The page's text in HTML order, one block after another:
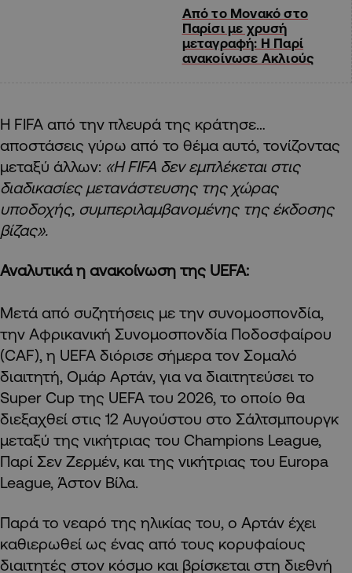
Από το Μονακό στο
Παρίσι με χρυσή
μεταγραφή: Η Παρί
ανακοίνωσε Ακλιούς
Η FIFA από την πλευρά της κράτησε…
αποστάσεις γύρω από το θέμα αυτό, τονίζοντας
μεταξύ άλλων: «Η FIFA δεν εμπλέκεται στις
διαδικασίες μετανάστευσης της χώρας
υποδοχής, συμπεριλαμβανομένης της έκδοσης
βίζας».
Αναλυτικά η ανακοίνωση της UEFA:
Μετά από συζητήσεις με την συνομοσπονδία,
την Αφρικανική Συνομοσπονδία Ποδοσφαίρου
(CAF), η UEFA διόρισε σήμερα τον Σομαλό
διαιτητή, Ομάρ Αρτάν, για να διαιτητεύσει το
Super Cup της UEFA του 2026, το οποίο θα
διεξαχθεί στις 12 Αυγούστου στο Σάλτσμπουργκ
μεταξύ της νικήτριας του Champions League,
Παρί Σεν Ζερμέν, και της νικήτριας του Europa
League, Άστον Βίλα.
Παρά το νεαρό της ηλικίας του, ο Αρτάν έχει
καθιερωθεί ως ένας από τους κορυφαίους
διαιτητές στον κόσμο και βρίσκεται στη διεθνή